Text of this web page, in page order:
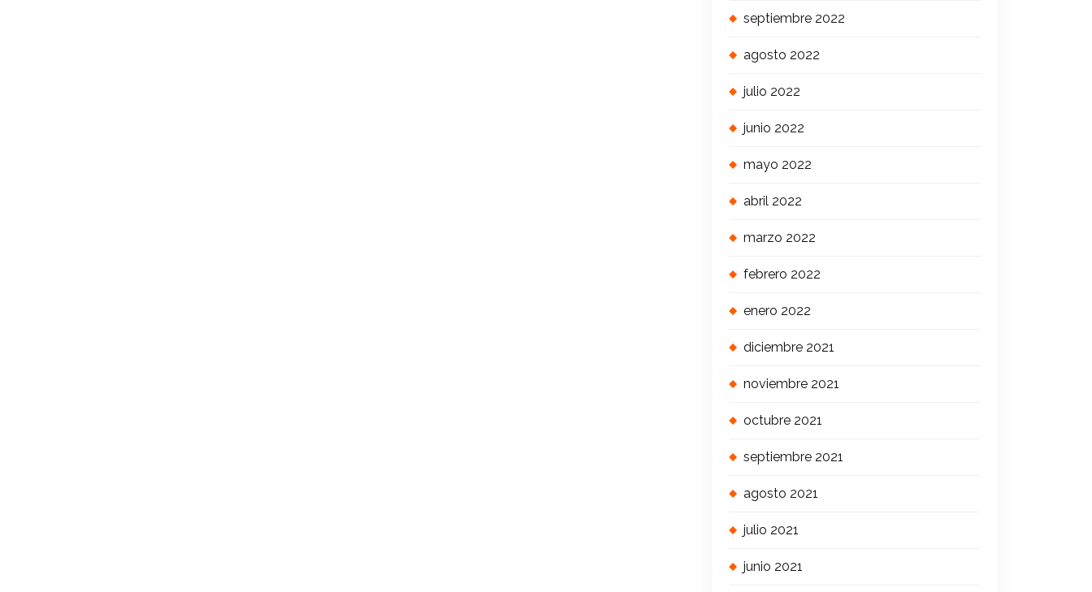
septiembre 2022
agosto 2022
julio 2022
junio 2022
mayo 2022
abril 2022
marzo 2022
febrero 2022
enero 2022
diciembre 2021
noviembre 2021
octubre 2021
septiembre 2021
agosto 2021
julio 2021
junio 2021